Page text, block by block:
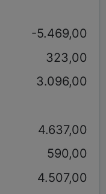
-5.469,00
323,00
3.096,00
4.637,00
590,00
4.507,00